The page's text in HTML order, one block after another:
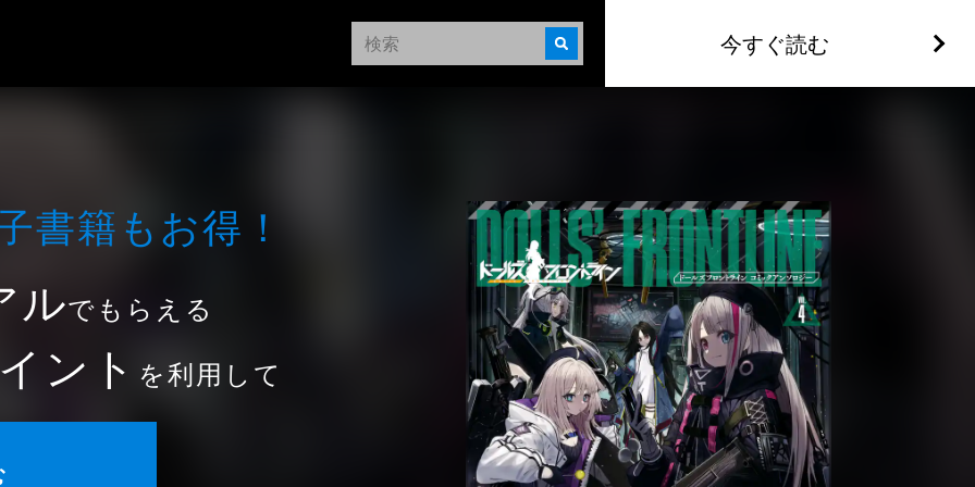
今すぐ読む
書籍もお得！
ルでもらえる
ント を利用して